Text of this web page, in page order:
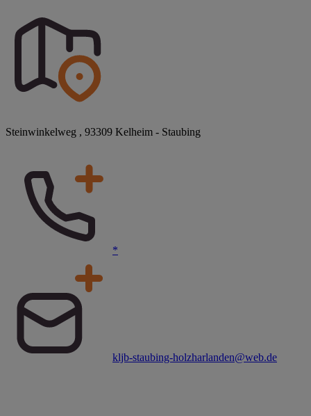
Steinwinkelweg , 93309 Kelheim - Staubing
*
kljb-staubing-holzharlanden@web.de